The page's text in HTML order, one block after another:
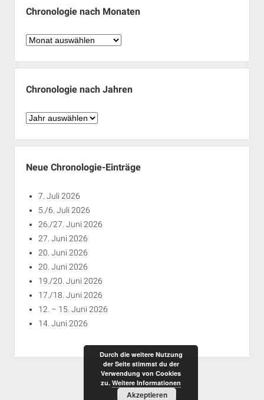
Chronologie nach Monaten
Chronologie
Monaten
Chronologie nach Jahren
Chronologie
Jahren
Neue Chronologie-Einträge
7. Juli 2026
5./6. Juli 2026
26./27. Juni 2026
27. Juni 2026
20. Juni 2026
20. Juni 2026
19./20. Juni 2026
17./18. Juni 2026
12. – 15. Juni 2026
14. Juni 2026
Durch die weitere Nutzung
der Seite stimmst du der
Verwendung von Cookies
zu. Weitere Informationen
Akzeptieren